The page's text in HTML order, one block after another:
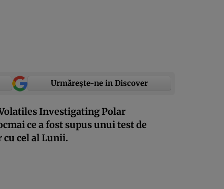
Urmărește-ne in Discover
Investigating Polar
ce a fost supus unui test de
cu cel al Lunii.